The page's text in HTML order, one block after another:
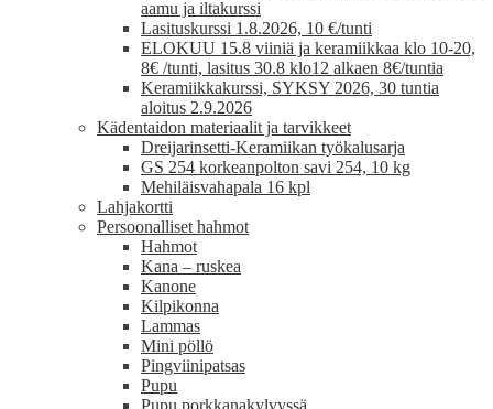
aamu ja iltakurssi
Lasituskurssi 1.8.2026, 10 €/tunti
ELOKUU 15.8 viiniä ja keramiikkaa klo 10-20,
8€ /tunti, lasitus 30.8 klo12 alkaen 8€/tuntia
Keramiikkakurssi, SYKSY 2026, 30 tuntia
aloitus 2.9.2026
Kädentaidon materiaalit ja tarvikkeet
Dreijarinsetti-Keramiikan työkalusarja
GS 254 korkeanpolton savi 254, 10 kg
Mehiläisvahapala 16 kpl
Lahjakortti
Persoonalliset hahmot
Hahmot
Kana – ruskea
Kanone
Kilpikonna
Lammas
Mini pöllö
Pingviinipatsas
Pupu
Pupu porkkanakylvyssä